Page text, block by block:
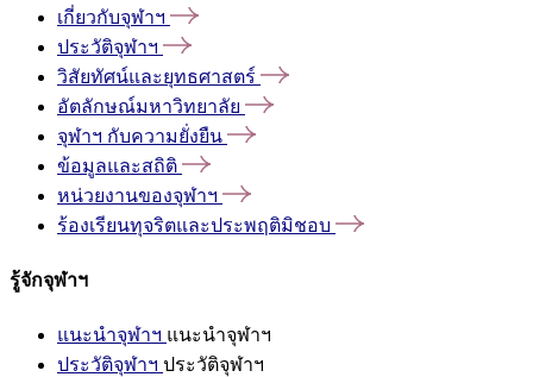
เกี่ยวกับจุฬาฯ
ประวัติจุฬาฯ
วิสัยทัศน์และยุทธศาสตร์
อัตลักษณ์มหาวิทยาลัย
จุฬาฯ กับความยั่งยืน
ข้อมูลและสถิติ
หน่วยงานของจุฬาฯ
ร้องเรียนทุจริตและประพฤติมิชอบ
รู้จักจุฬาฯ
แนะนำจุฬาฯ แนะนำจุฬาฯ
ประวัติจุฬาฯ ประวัติจุฬาฯ